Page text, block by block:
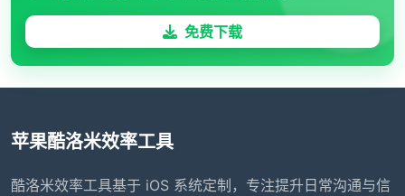
免费下载
苹果酷洛米效率工具
酷洛米效率工具基于 iOS 系统定制，专注提升日常沟通与信